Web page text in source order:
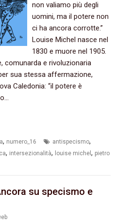
non valiamo più degli
uomini, ma il potere non
ci ha ancora corrotte.”
Louise Michel nasce nel
1830 e muore nel 1905.
comunarda e rivoluzionaria
sua stessa affermazione,
Caledonia: “il potere è
, numero_16 antispecismo,
, intersezionalità, louise michel, pietro
su specismo e